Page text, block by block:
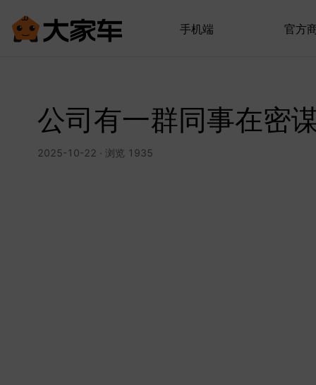
手机端 官方
公司有一群同事在密
2025-10-22 · 浏览 1935